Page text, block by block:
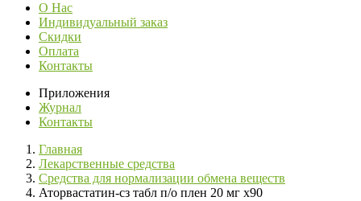
О Нас
Индивидуальный заказ
Скидки
Оплата
Контакты
Приложения
Журнал
Контакты
Главная
Лекарственные средства
Средства для нормализации обмена веществ
Аторвастатин-сз табл п/о плен 20 мг х90